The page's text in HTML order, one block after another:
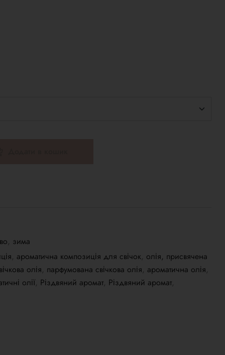
, зима
, ароматична композиція для свічок, олія, присвячена
олія, парфумована свічкова олія, ароматична олія,
олії, Різдвяний аромат, Різдвяний аромат,